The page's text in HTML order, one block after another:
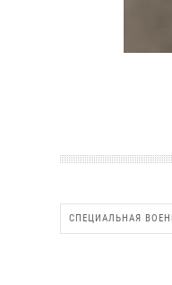
СПЕЦИАЛЬНАЯ